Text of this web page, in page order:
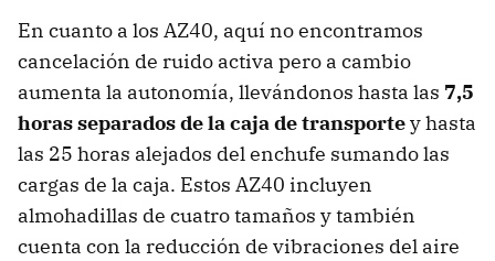
En cuanto a los AZ40, aquí no encontramos
cancelación de ruido activa pero a cambio
aumenta la autonomía, llevándonos hasta las 7,5
horas separados de la caja de transportey hasta
las 25 horas alejados del enchufe sumando las
cargas de la caja. Estos AZ40 incluyen
almohadillas de cuatro tamaños y también
cuenta con la reducción de vibraciones del aire